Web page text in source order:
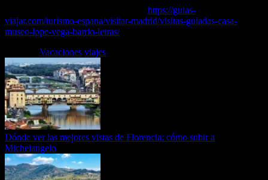
https://guias-
viajar.com/turismo-espana/visitar-madrid/visitas-guiadas-casa-
museo-lope-vega-barrio-letras/
Vacaciones viajes
Dónde ver las mejores vistas de Florencia: cómo subir a
Michelangelo